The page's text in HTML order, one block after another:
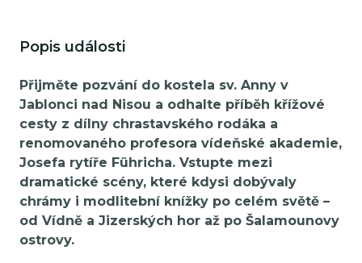
Popis události
Přijměte pozvání do kostela sv. Anny v
Jablonci nad Nisou a odhalte příběh křížové
cesty z dílny chrastavského rodáka a
renomovaného profesora vídeňské akademie,
Josefa rytíře Führicha. Vstupte mezi
dramatické scény, které kdysi dobývaly
chrámy i modlitební knížky po celém světě –
od Vídně a Jizerských hor až po Šalamounovy
ostrovy.